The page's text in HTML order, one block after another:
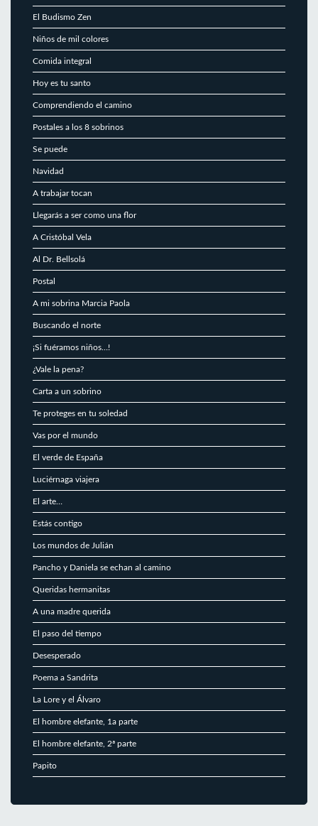
El Budismo Zen
Niños de mil colores
Comida integral
Hoy es tu santo
Comprendiendo el camino
Postales a los 8 sobrinos
Se puede
Navidad
A trabajar tocan
Llegarás a ser como una flor
A Cristóbal Vela
Al Dr. Bellsolá
Postal
A mi sobrina Marcia Paola
Buscando el norte
¡Si fuéramos niños…!
¿Vale la pena?
Carta a un sobrino
Te proteges en tu soledad
Vas por el mundo
El verde de España
Luciérnaga viajera
El arte…
Estás contigo
Los mundos de Julián
Pancho y Daniela se echan al camino
Queridas hermanitas
A una madre querida
El paso del tiempo
Desesperado
Poema a Sandrita
La Lore y el Álvaro
El hombre elefante, 1a parte
El hombre elefante, 2ª parte
Papito